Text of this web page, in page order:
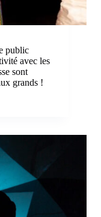
public
avec les
sont
grands !